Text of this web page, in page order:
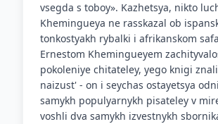
vsegda s toboy». Kazhetsya, nikto
Khemingueya ne rasskazal ob
tonkostyakh rybalki i afrikanskom
Ernestom Khemingueyem
pokoleniye chitateley, yego knigi
naizust' - on i seychas ostayetsya
samykh populyarnykh pisateley v
voshli dva samykh izvestnykh